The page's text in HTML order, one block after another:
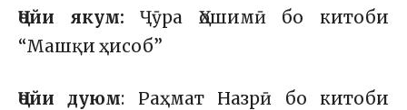
Ҷойи якум: Ҷӯра Ҳошимӣ бо китоби
“Машқи ҳисоб”
Ҷойи дуюм: Раҳмат Назрӣ бо китоби